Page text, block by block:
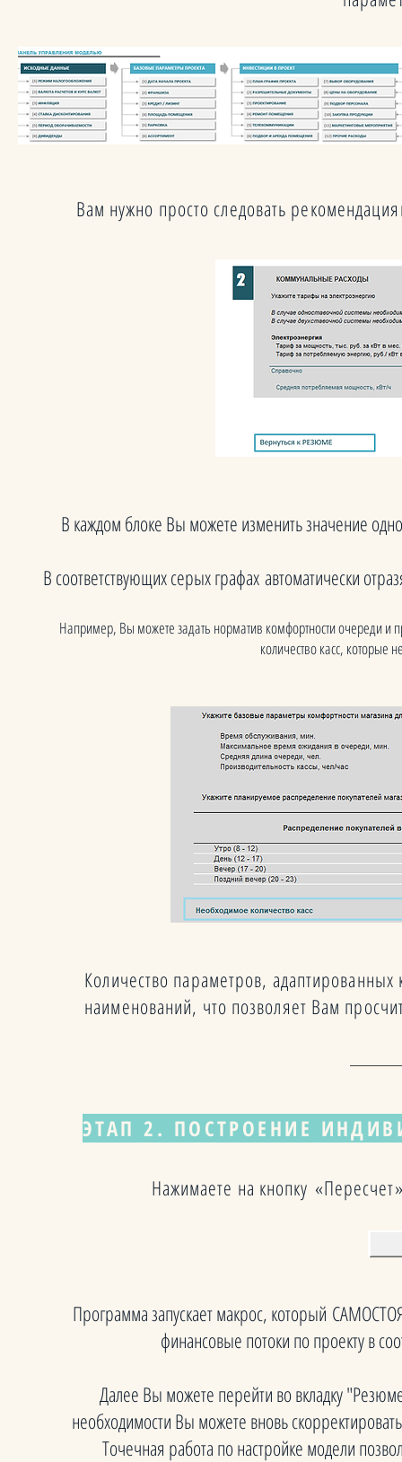
Вам нужно просто следовать
В каждом блоке Вы можете изменить значение
В соответствующих серых графах автоматически
Например, Вы можете задать норматив комфортности очереди и
количество касс, которые
Количество параметров,
наименований, что позволяет Вам
ЭТАП 2. ПОСТРОЕНИЕ
Нажимаете на кнопку
Программа запускает макрос, который
финансовые потоки по проекту в
Далее Вы можете перейти во вкладку
необходимости Вы можете вновь
Точечная работа по настройке модели